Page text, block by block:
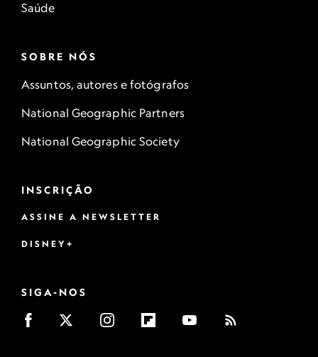
Saúde
SOBRE NÓS
Assuntos, autores e fotógrafos
National Geographic Partners
National Geographic Society
INSCRIÇÃO
ASSINE A NEWSLETTER
DISNEY+
SIGA-NOS